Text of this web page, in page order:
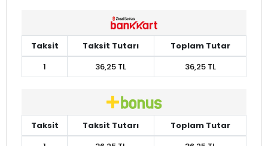
Taksit Taksit Tutarı
Toplam Tutar
1
36,25 TL 36,25 TL
Taksit Taksit Tutarı
Toplam Tutar